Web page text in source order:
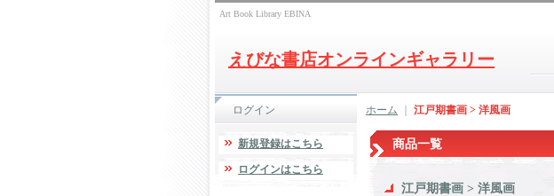
Art Book Library EBINA
えびな書店オンラインギャラリー
ログイン
新規登録はこちら
ログインはこちら
ホーム 江戸期書画 > 洋風画
商品一覧
江戸期書画 > 洋風画